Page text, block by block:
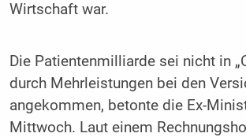
Wirtschaft war.
Die Patientenmilliarde sei nicht in
durch Mehrleistungen bei den
angekommen, betonte die Ex-
Mittwoch. Laut einem